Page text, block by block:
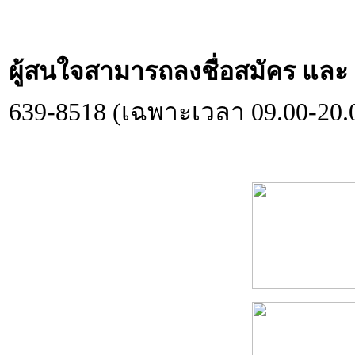
ผู้สนใจสามารถลงชื่อสมัคร แล
639-8518 (เฉพาะเวลา 09.00-